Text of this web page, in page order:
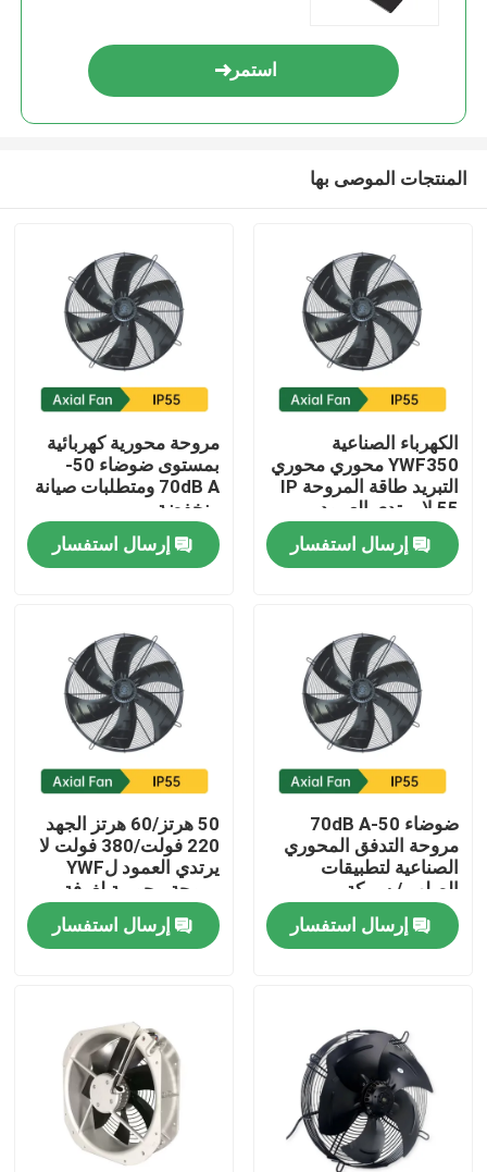
منزل
إتصال
المنتجات
أشرطة فيديو
AC BLDC MOTOR
محرك مروحة التيار المتردد
محرك تحريضي التيار المتردد أحادي الطور
محرك مروحة مكيف الهواء
محرك مضخة المياه الكهربائية
استمر
المنتجات الموصى بها
الكهرباء الصناعية
YWF350 محوري محوري
التبريد طاقة المروحة IP
55 لا يرتدي العمود
إرسال استفسار
مروحة محورية كهربائية
بمستوى ضوضاء 50-
70dB A ومتطلبات صيانة
منخفضة
إرسال استفسار
ضوضاء 50-70dB A
مروحة التدفق المحوري
الصناعية لتطبيقات
الصلب / سبيكة
الألومنيوم
إرسال استفسار
50 هرتز/60 هرتز الجهد
220 فولت/380 فولت لا
يرتدي العمود لYWF
مروحة محورية لغرفة
التبريد
إرسال استفسار